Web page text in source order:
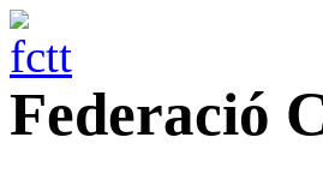
Federació